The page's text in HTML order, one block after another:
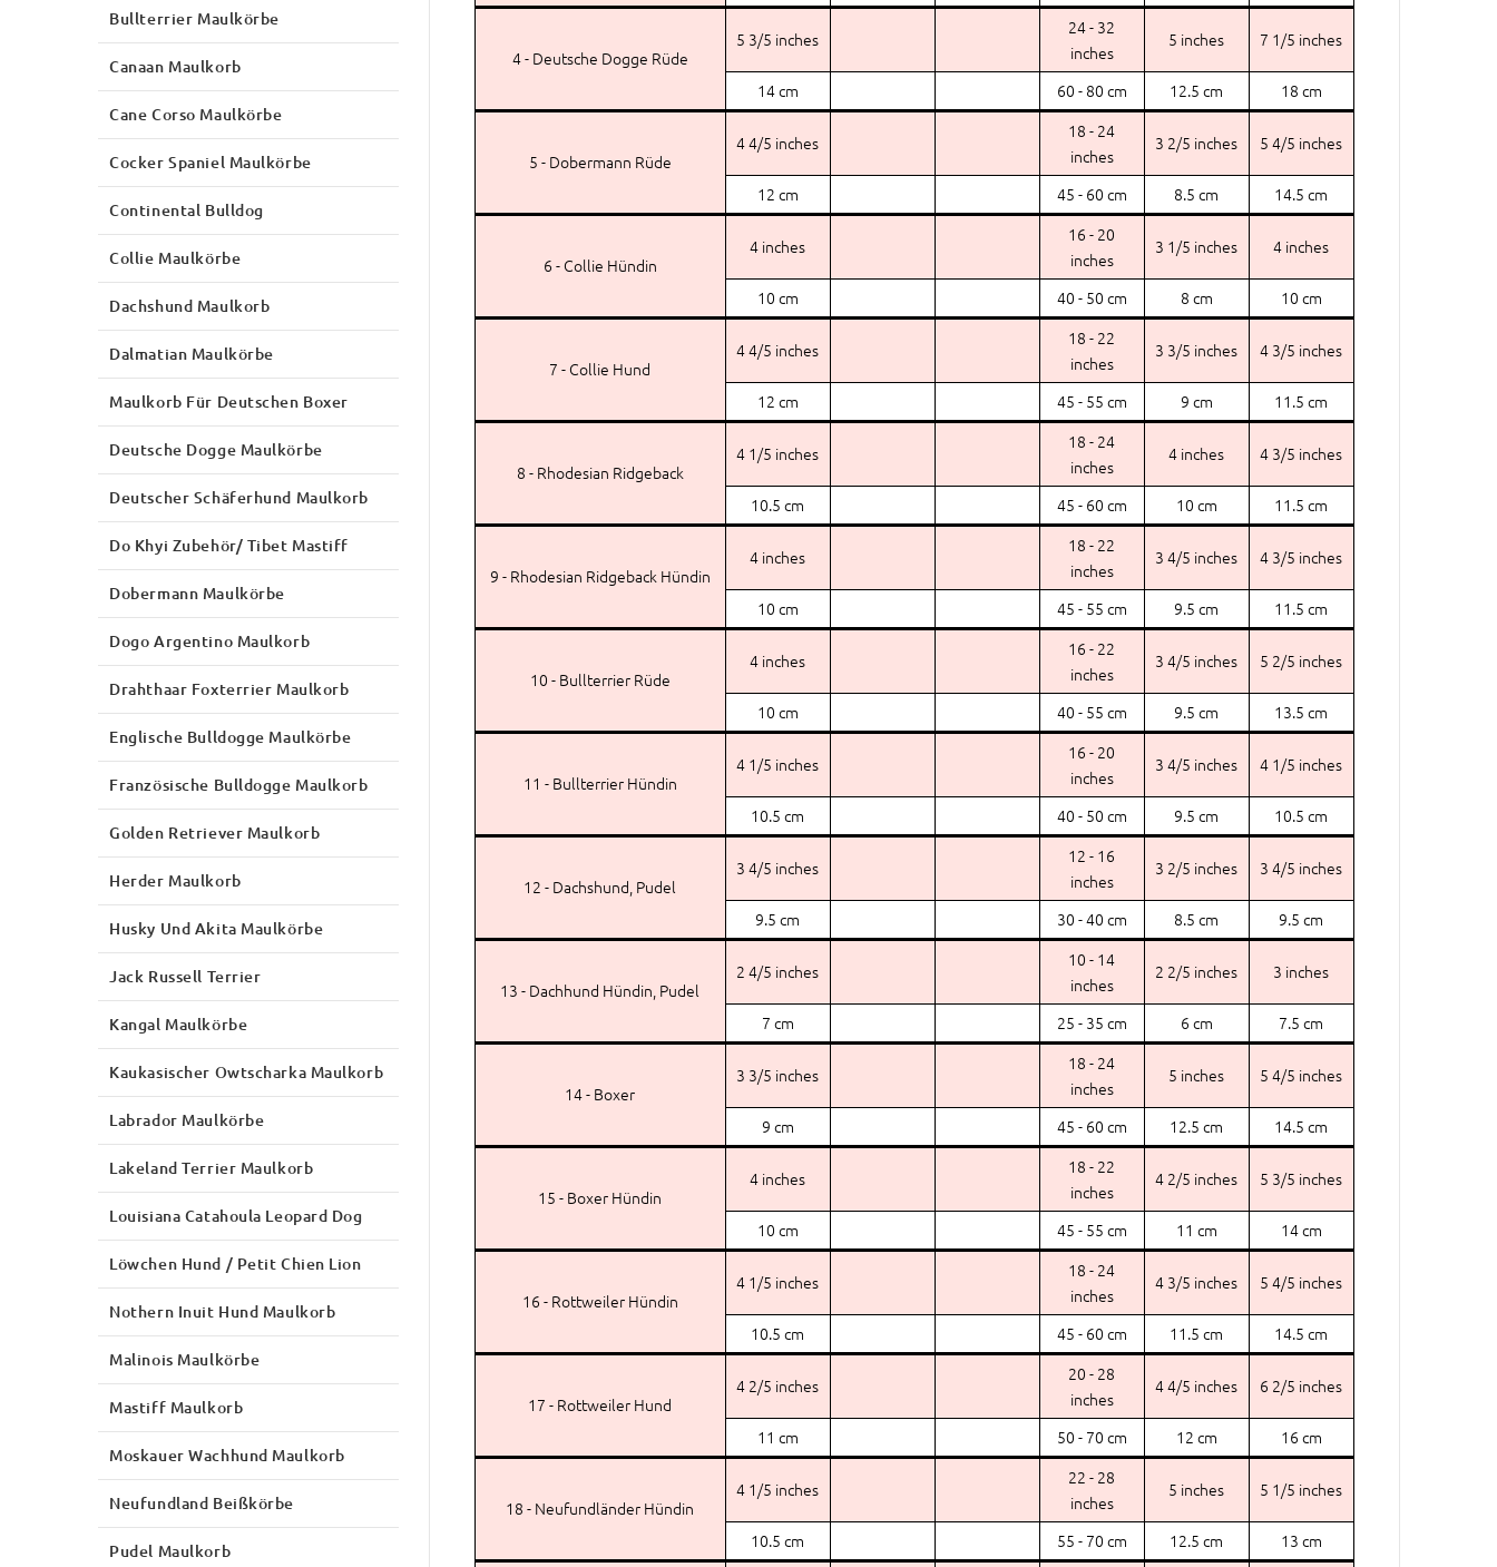
4 - Deutsche Dogge Rüde
5 3/5 inches
24 - 32
inches
5 inches 7 1/5 inches
14 cm 60 - 80 cm 12.5 cm 18 cm
5 - Dobermann Rüde
4 4/5 inches
18 - 24
inches
3 2/5 inches 5 4/5 inches
12 cm 45 - 60 cm 8.5 cm 14.5 cm
6 - Collie Hündin
4 inches
16 - 20
inches
3 1/5 inches 4 inches
10 cm 40 - 50 cm 8 cm 10 cm
7 - Collie Hund
4 4/5 inches
18 - 22
inches
3 3/5 inches 4 3/5 inches
12 cm 45 - 55 cm 9 cm 11.5 cm
8 - Rhodesian Ridgeback
4 1/5 inches
18 - 24
inches
4 inches 4 3/5 inches
10.5 cm 45 - 60 cm 10 cm 11.5 cm
9 - Rhodesian Ridgeback Hündin
4 inches
18 - 22
inches
3 4/5 inches 4 3/5 inches
10 cm 45 - 55 cm 9.5 cm 11.5 cm
10 - Bullterrier Rüde
4 inches
16 - 22
inches
3 4/5 inches 5 2/5 inches
10 cm 40 - 55 cm 9.5 cm 13.5 cm
11 - Bullterrier Hündin
4 1/5 inches
16 - 20
inches
3 4/5 inches 4 1/5 inches
10.5 cm 40 - 50 cm 9.5 cm 10.5 cm
12 - Dachshund, Pudel
3 4/5 inches
12 - 16
inches
3 2/5 inches 3 4/5 inches
9.5 cm 30 - 40 cm 8.5 cm 9.5 cm
13 - Dachhund Hündin, Pudel
2 4/5 inches
10 - 14
inches
2 2/5 inches 3 inches
7 cm 25 - 35 cm 6 cm 7.5 cm
14 - Boxer
3 3/5 inches
18 - 24
inches
5 inches 5 4/5 inches
9 cm 45 - 60 cm 12.5 cm 14.5 cm
15 - Boxer Hündin
4 inches
18 - 22
inches
4 2/5 inches 5 3/5 inches
10 cm 45 - 55 cm 11 cm 14 cm
16 - Rottweiler Hündin
4 1/5 inches
18 - 24
inches
4 3/5 inches 5 4/5 inches
10.5 cm 45 - 60 cm 11.5 cm 14.5 cm
17 - Rottweiler Hund
4 2/5 inches
20 - 28
inches
4 4/5 inches 6 2/5 inches
11 cm 50 - 70 cm 12 cm 16 cm
18 - Neufundländer Hündin
4 1/5 inches
22 - 28
inches
5 inches 5 1/5 inches
10.5 cm 55 - 70 cm 12.5 cm 13 cm
Bullterrier Maulkörbe
Canaan Maulkorb
Cane Corso Maulkörbe
Cocker Spaniel Maulkörbe
Continental Bulldog
Collie Maulkörbe
Dachshund Maulkorb
Dalmatian Maulkörbe
Maulkorb Für Deutschen Boxer
Deutsche Dogge Maulkörbe
Deutscher Schäferhund Maulkorb
Do Khyi Zubehör/ Tibet Mastiff
Dobermann Maulkörbe
Dogo Argentino Maulkorb
Drahthaar Foxterrier Maulkorb
Englische Bulldogge Maulkörbe
Französische Bulldogge Maulkorb
Golden Retriever Maulkorb
Herder Maulkorb
Husky Und Akita Maulkörbe
Jack Russell Terrier
Kangal Maulkörbe
Kaukasischer Owtscharka Maulkorb
Labrador Maulkörbe
Lakeland Terrier Maulkorb
Louisiana Catahoula Leopard Dog
Löwchen Hund / Petit Chien Lion
Nothern Inuit Hund Maulkorb
Malinois Maulkörbe
Mastiff Maulkorb
Moskauer Wachhund Maulkorb
Neufundland Beißkörbe
Pudel Maulkorb